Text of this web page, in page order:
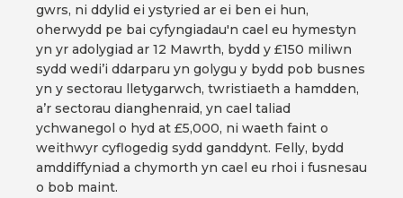
gwrs, ni ddylid ei ystyried ar ei ben ei hun,
oherwydd pe bai cyfyngiadau'n cael eu hymestyn
yn yr adolygiad ar 12 Mawrth, bydd y £150 miliwn
sydd wedi’i ddarparu yn golygu y bydd pob busnes
yn y sectorau lletygarwch, twristiaeth a hamdden,
a’r sectorau dianghenraid, yn cael taliad
ychwanegol o hyd at £5,000, ni waeth faint o
weithwyr cyflogedig sydd ganddynt. Felly, bydd
amddiffyniad a chymorth yn cael eu rhoi i fusnesau
o bob maint.